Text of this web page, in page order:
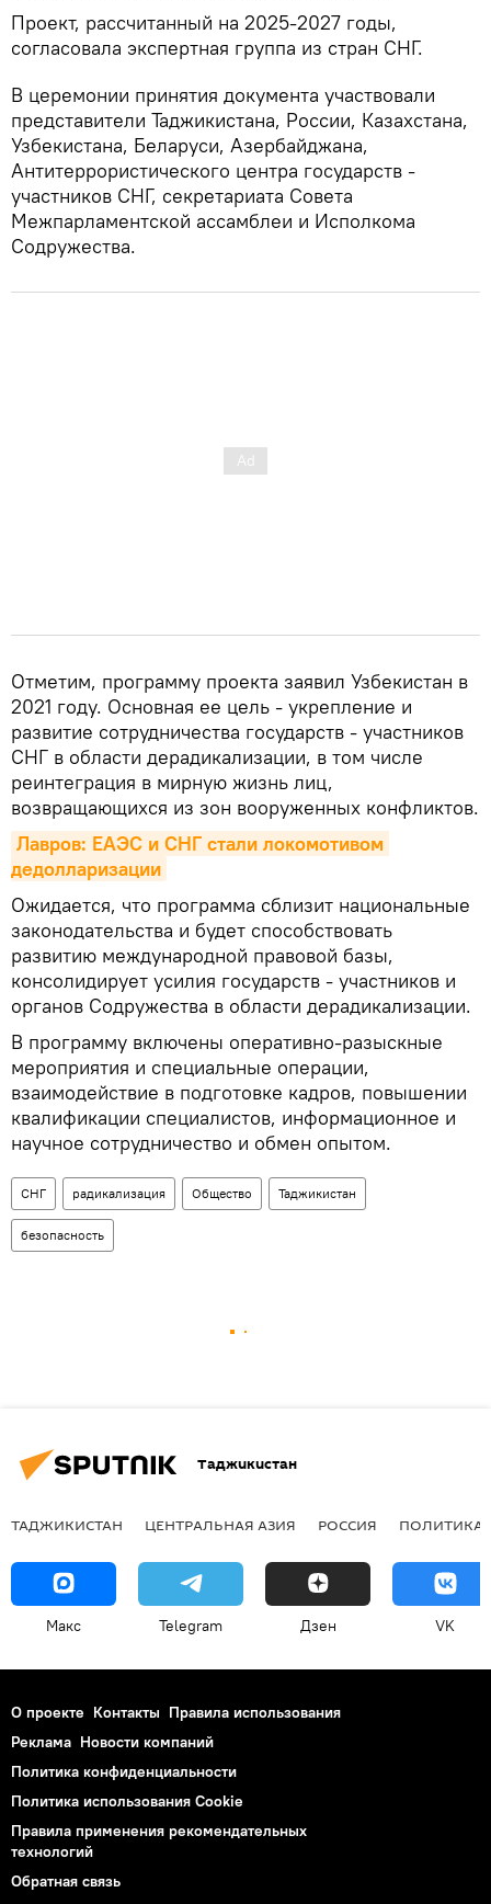
Проект, рассчитанный на 2025-2027 годы,
согласовала экспертная группа из стран СНГ.
В церемонии принятия документа участвовали
представители Таджикистана, России, Казахстана,
Узбекистана, Беларуси, Азербайджана,
Антитеррористического центра государств -
участников СНГ, секретариата Совета
Межпарламентской ассамблеи и Исполкома
Содружества.
Отметим, программу проекта заявил Узбекистан в
2021 году. Основная ее цель - укрепление и
развитие сотрудничества государств - участников
СНГ в области дерадикализации, в том числе
реинтеграция в мирную жизнь лиц,
возвращающихся из зон вооруженных конфликтов.
Лавров: ЕАЭС и СНГ стали локомотивом
дедолларизации
Ожидается, что программа сблизит национальные
законодательства и будет способствовать
развитию международной правовой базы,
консолидирует усилия государств - участников и
органов Содружества в области дерадикализации.
В программу включены оперативно-разыскные
мероприятия и специальные операции,
взаимодействие в подготовке кадров, повышении
квалификации специалистов, информационное и
научное сотрудничество и обмен опытом.
СНГ радикализация Общество Таджикистан
безопасность
Таджикистан
ТАДЖИКИСТАН ЦЕНТРАЛЬНАЯ АЗИЯ РОССИЯ ПОЛИТИКА
Макс Telegram Дзен VK
О проекте Контакты Правила использования
Реклама Новости компаний
Политика конфиденциальности
Политика использования Cookie
Правила применения рекомендательных
технологий
Обратная связь